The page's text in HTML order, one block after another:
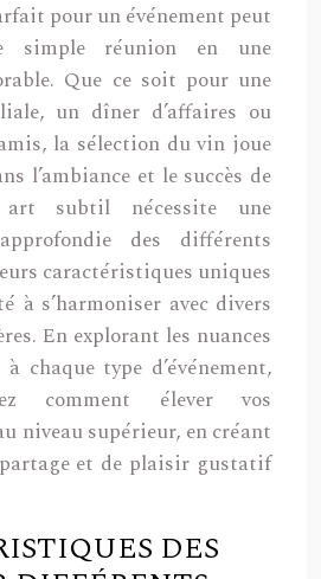
pour un événement peut
simple réunion en une
Que ce soit pour une
un dîner d’affaires ou
la sélection du vin joue
l’ambiance et le succès de
art subtil nécessite une
des différents
caractéristiques uniques
à s’harmoniser avec divers
En explorant les nuances
chaque type d’événement,
comment élever vos
niveau supérieur, en créant
et de plaisir gustatif
DES